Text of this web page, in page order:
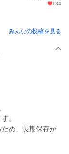
134
みんなの投稿を見る
。
め、長期保存が